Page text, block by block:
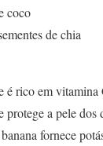
coco
de chia
é rico em vitamina
a pele dos
fornece